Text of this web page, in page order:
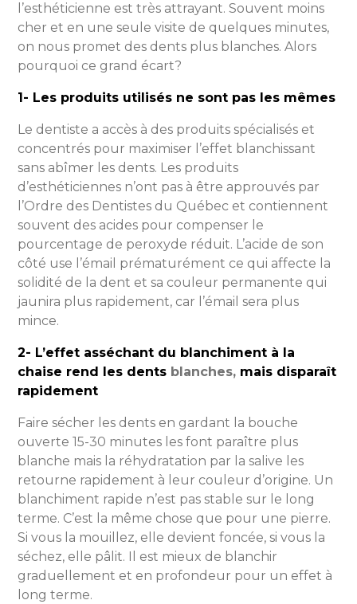
l’esthéticienne est très attrayant. Souvent moins
cher et en une seule visite de quelques minutes,
on nous promet des dents plus blanches. Alors
pourquoi ce grand écart?
1- Les produits utilisés ne sont pas les mêmes
Le dentiste a accès à des produits spécialisés et
concentrés pour maximiser l’effet blanchissant
sans abîmer les dents. Les produits
d’esthéticiennes n’ont pas à être approuvés par
l’Ordre des Dentistes du Québec et contiennent
souvent des acides pour compenser le
pourcentage de peroxyde réduit. L’acide de son
côté use l’émail prématurément ce qui affecte la
solidité de la dent et sa couleur permanente qui
jaunira plus rapidement, car l’émail sera plus
mince.
2- L’effet asséchant du blanchiment à la
chaise rend les dents blanches, mais disparaît
rapidement
Faire sécher les dents en gardant la bouche
ouverte 15-30 minutes les font paraître plus
blanche mais la réhydratation par la salive les
retourne rapidement à leur couleur d’origine. Un
blanchiment rapide n’est pas stable sur le long
terme. C’est la même chose que pour une pierre.
Si vous la mouillez, elle devient foncée, si vous la
séchez, elle pâlit. Il est mieux de blanchir
graduellement et en profondeur pour un effet à
long terme.